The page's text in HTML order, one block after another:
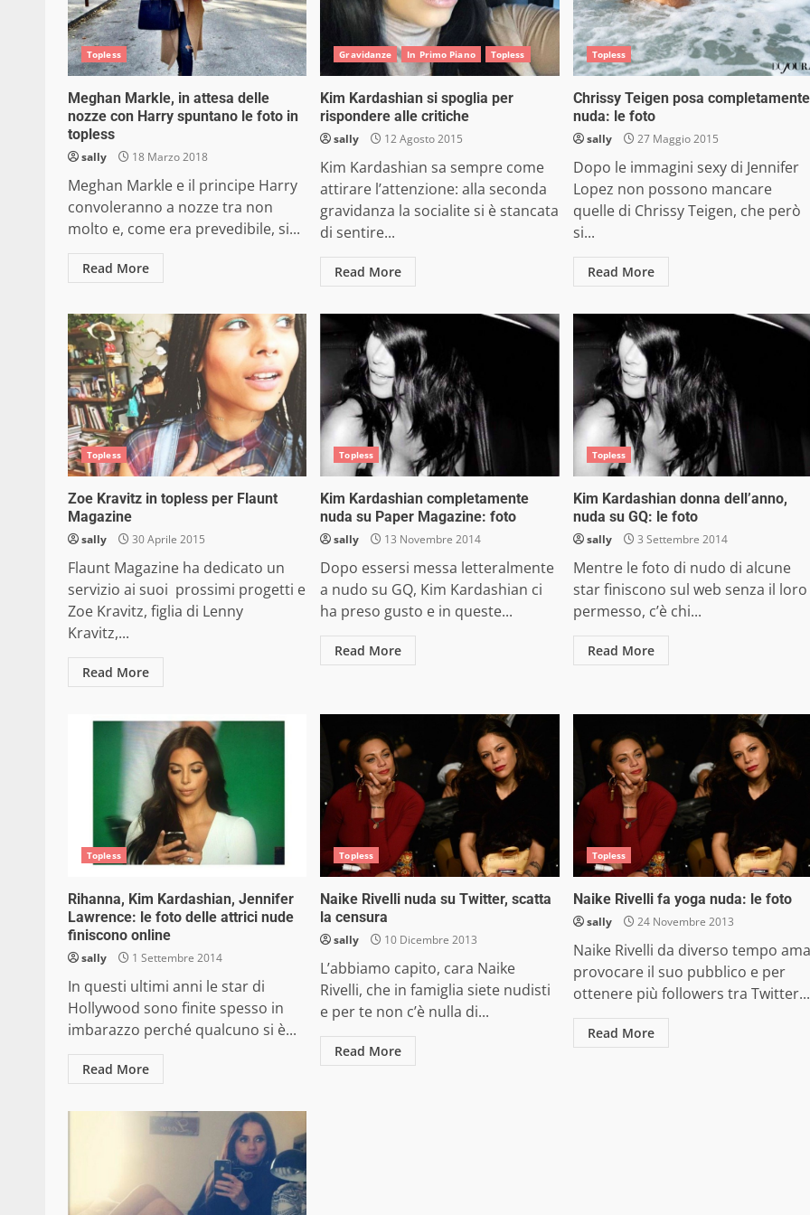
Topless
Meghan Markle, in attesa delle
nozze con Harry spuntano le foto in
topless
sally 18 Marzo 2018
Meghan Markle e il principe Harry
convoleranno a nozze tra non
molto e, come era prevedibile, si...
Read More
Gravidanze In Primo Piano Topless
Kim Kardashian si spoglia per
rispondere alle critiche
sally 12 Agosto 2015
Kim Kardashian sa sempre come
attirare l’attenzione: alla seconda
gravidanza la socialite si è stancata
di sentire...
Read More
Topless
Chrissy Teigen posa completamente
nuda: le foto
sally 27 Maggio 2015
Dopo le immagini sexy di Jennifer
Lopez non possono mancare
quelle di Chrissy Teigen, che però
si...
Read More
Topless
Zoe Kravitz in topless per Flaunt
Magazine
sally 30 Aprile 2015
Flaunt Magazine ha dedicato un
servizio ai suoi prossimi progetti e
Zoe Kravitz, figlia di Lenny
Kravitz,...
Read More
Topless
Kim Kardashian completamente
nuda su Paper Magazine: foto
sally 13 Novembre 2014
Dopo essersi messa letteralmente
a nudo su GQ, Kim Kardashian ci
ha preso gusto e in queste...
Read More
Topless
Kim Kardashian donna dell’anno,
nuda su GQ: le foto
sally 3 Settembre 2014
Mentre le foto di nudo di alcune
star finiscono sul web senza il loro
permesso, c’è chi...
Read More
Topless
Rihanna, Kim Kardashian, Jennifer
Lawrence: le foto delle attrici nude
finiscono online
sally 1 Settembre 2014
In questi ultimi anni le star di
Hollywood sono finite spesso in
imbarazzo perché qualcuno si è...
Read More
Topless
Naike Rivelli nuda su Twitter, scatta
la censura
sally 10 Dicembre 2013
L’abbiamo capito, cara Naike
Rivelli, che in famiglia siete nudisti
e per te non c’è nulla di...
Read More
Topless
Naike Rivelli fa yoga nuda: le foto
sally 24 Novembre 2013
Naike Rivelli da diverso tempo ama
provocare il suo pubblico e per
ottenere più followers tra Twitter...
Read More